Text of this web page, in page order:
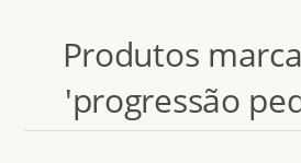
Produtos
'progressão